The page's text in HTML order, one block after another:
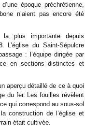
époque préchrétienne,
n’aient pas encore été
la plus importante depuis
L’église du Saint-Sépulcre
: l’équipe dirigée par
en sections distinctes et
aperçu détaillé de ce à quoi
du fer. Les fouilles révèlent
qui correspond au sous-sol
construction de l’église et
était cultivée.